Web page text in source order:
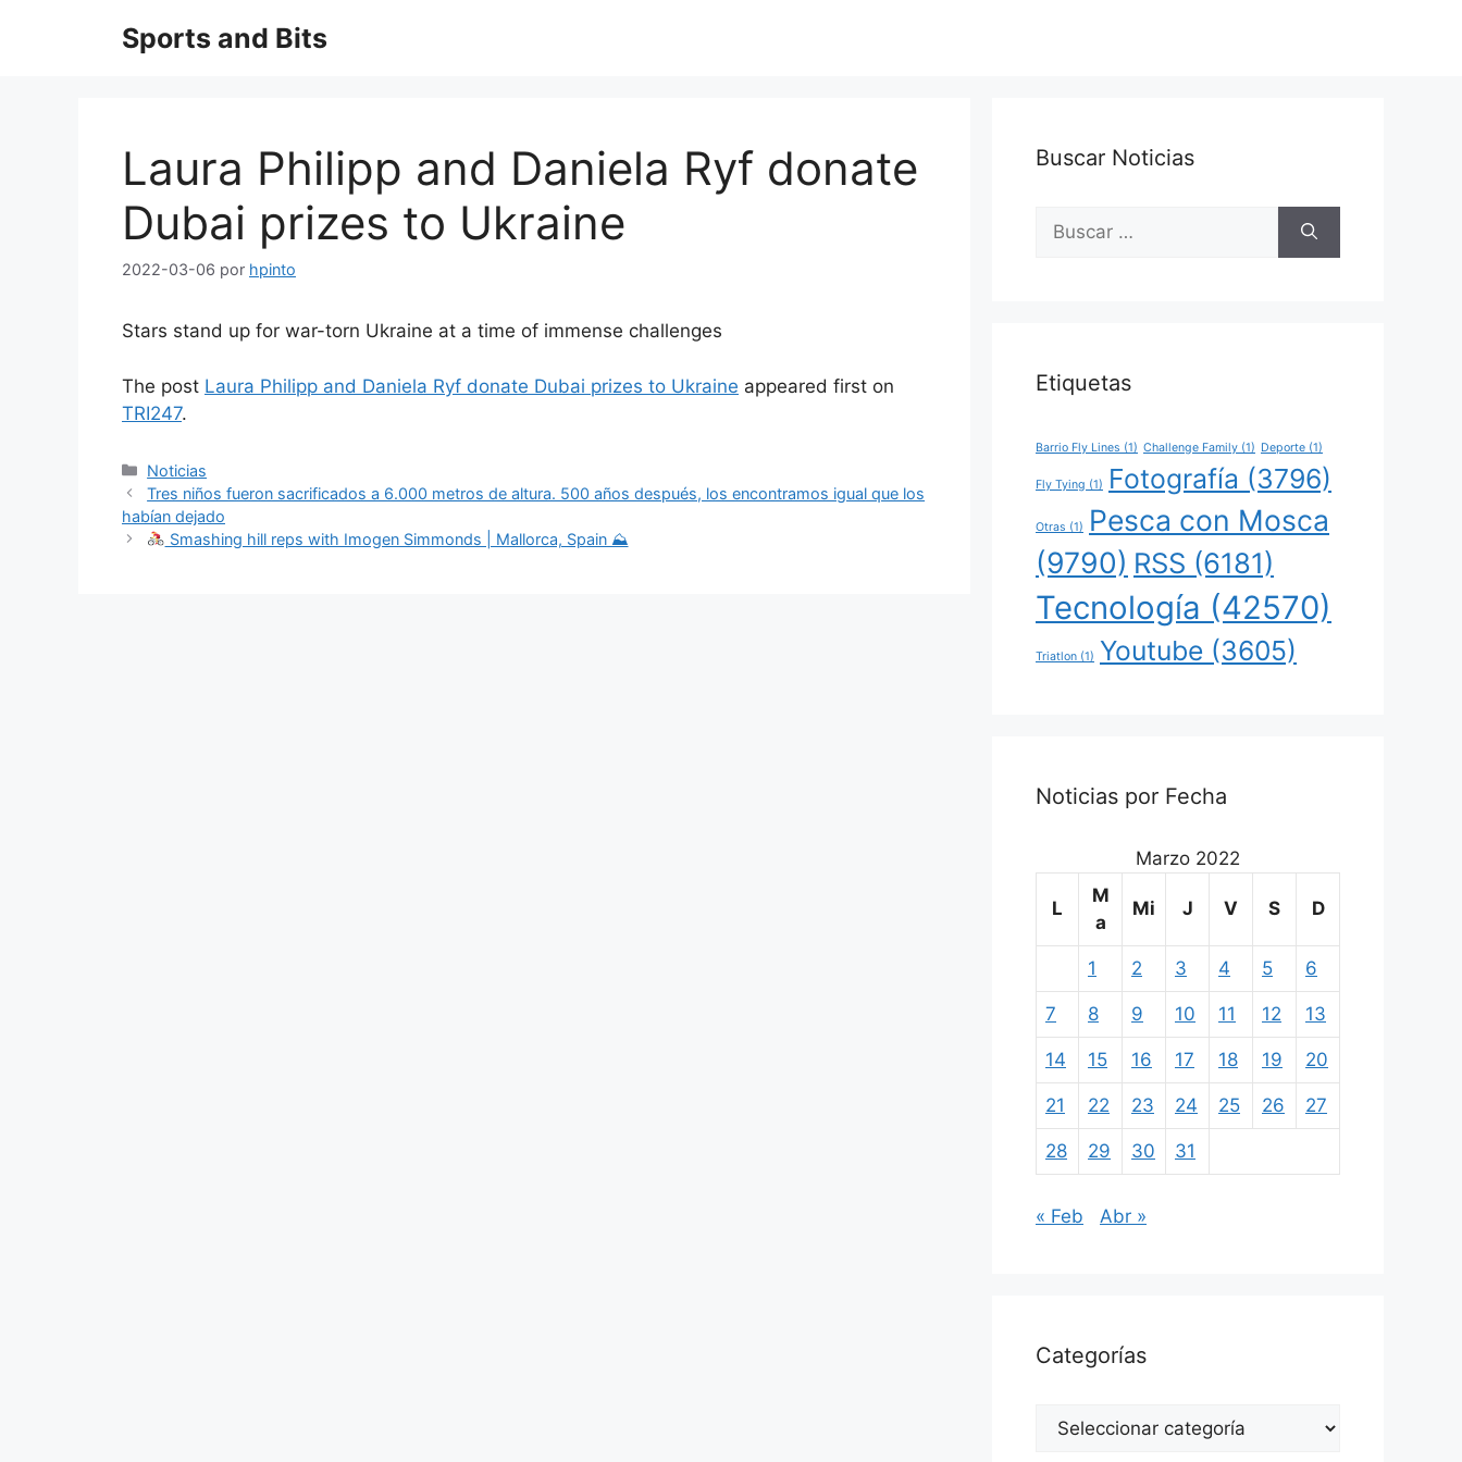
Sports and Bits
Laura Philipp and Daniela Ryf donate
Dubai prizes to Ukraine
2022-03-06 por hpinto
Stars stand up for war-torn Ukraine at a time of immense challenges
The post Laura Philipp and Daniela Ryf donate Dubai prizes to Ukraine appeared first on
TRI247.
Categorías
Noticias
Tres niños fueron sacrificados a 6.000 metros de altura. 500 años después, los encontramos igual que los
habían dejado
Smashing hill reps with Imogen Simmonds | Mallorca, Spain ⛰
Buscar Noticias
Buscar:
Etiquetas
Barrio Fly Lines (1) Challenge Family (1) Deporte (1)
Fly Tying (1) Fotografía (3796)
Otras (1)
Pesca con Mosca
(9790) RSS (6181)
Tecnología (42570)
Triatlon (1) Youtube (3605)
Noticias por Fecha
Marzo 2022
L
M
a
Mi J V S D
1 2 3 4 5 6
7 8 9 10 11 12 13
14 15 16 17 18 19 20
21 22 23 24 25 26 27
28 29 30 31
« Feb Abr »
Categorías
Categorías